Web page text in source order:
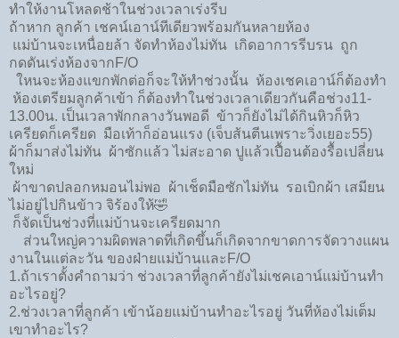
ทำให้งานโหลดช้าในช่วงเวลาเร่งรีบ
ถ้าหาก​ ลูกค้า​ เชคน์เอาน์​ทีเดียวพร้อมกันหลายห้อง
แม่บ้านจะเหนื่อยล้า​ ​จัด​ทำห้องไม่ทัน​ เกิดอาการรีบรน​ ถูก
กดดัน​เร่งห้อง​จาก​F/O
​ ใหนจะห้อง​แขกพักต่อ​ก็จะให้ทำช่วงนั้น​ ห้องเชคเอา​น์​ก็ต้องทำ​
ห้อง​เตรียมลูกค้าเข้า​ ก็ต้องทำ​ในช่วงเวลาเดียวกัน​คือช่วง​11-
13.00น. เป็นเวลาพักกลางวันพอดี​ ข้าวก็ยังไม่ได้กิน​หิวก็หิว​
เครียดก็เครียด​ มือเท้าก็อ่อนแรง​ (เจ็บส้นตีน​เพราะวิ่งเยอะ​55)​
ผ้าก็มาส่งไม่ทัน​ ผ้าซักแล้ว​ ไม่สะอาด​ ปูแล้วเปื้อน​ต้องรื้อเปลี่ยน
ใหม่
ผ้าขาด​ปลอกหมอนไม่พอ​ ผ้าเช็ดมือซักไม่ทัน​ รอเบิกผ้า​ เสมียน
ไม่อยู่​ไปกินข้าว​ จิร้องให้🤣
ก็จัดเป็นช่วงที่แม่บ้านจะเครียดมาก
ส่วนใหญ่​ความผิดพลาดที่เกิดขึ้น​ก็เกิดจากขาดการจัดวางแผน
งาน​ในแต่ละ​วัน​ ของฝ่ายแม่บ้าน​และF/O
1.ถ้าเราตั้งคำถามว่า​ ช่วงเวลาที่ลูกค้า​ยังไม่เชคเอาน์​แม่บ้านทำ
อะไรอยู่​?
2.ช่วงเวลาที่ลูกค้า​ เข้าน้อย​แม่บ้านทำอะไรอยู่​ วันที่ห้องไม่เต็ม
เขาทำอะไร​?